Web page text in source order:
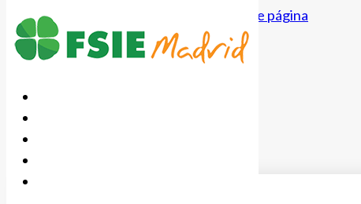
Saltar al contenido principal Saltar al pie de página